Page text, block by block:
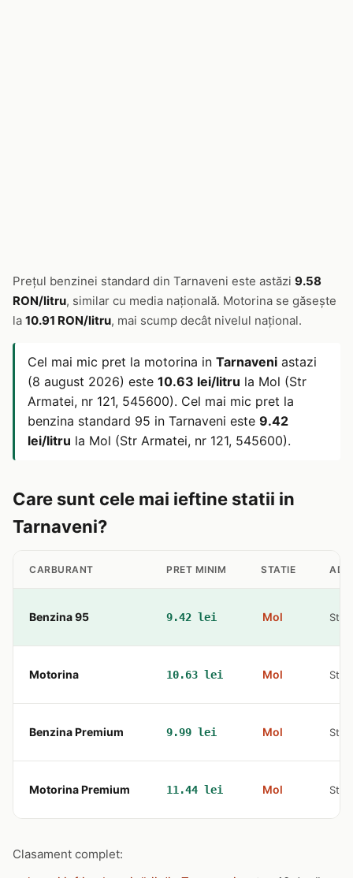
Prețul benzinei standard din Tarnaveni este astăzi 9.58
RON/litru, similar cu media națională. Motorina se găsește
la 10.91 RON/litru, mai scump decât nivelul național.
Cel mai mic pret la motorina in Tarnaveni astazi
(8 august 2026) este 10.63 lei/litru la Mol (Str
Armatei, nr 121, 545600). Cel mai mic pret la
benzina standard 95 in Tarnaveni este 9.42
lei/litru la Mol (Str Armatei, nr 121, 545600).
Care sunt cele mai ieftine statii in
Tarnaveni?
CARBURANT PRET MINIM STATIE
Benzina 95 9.42 lei Mol Str
Motorina 10.63 lei Mol Str
Benzina Premium 9.99 lei Mol Str
Motorina Premium 11.44 lei Mol Str
Clasament complet: